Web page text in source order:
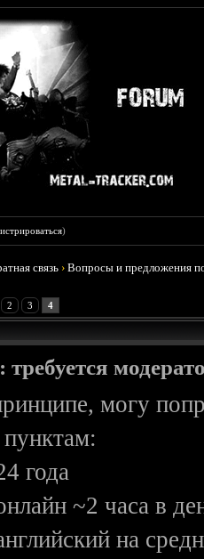
)
связь ›Вопросы и предложения
2 3 4
требуется
могу
года
~2 часа в
на